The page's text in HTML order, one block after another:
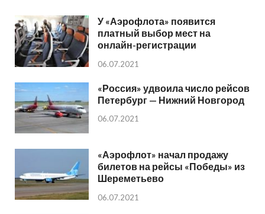
У «Аэрофлота» появится
платный выбор мест на
онлайн-регистрации
06.07.2021
«Россия» удвоила число рейсов
Петербург — Нижний Новгород
06.07.2021
«Аэрофлот» начал продажу
билетов на рейсы «Победы» из
Шереметьево
06.07.2021